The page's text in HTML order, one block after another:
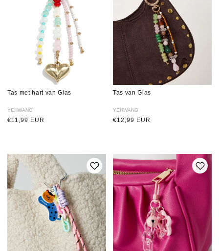
Tas met hart van Glas
Verkoper:
YEHWANG
Normale
€11,99 EUR
Tas van Glas
Verkoper:
YEHWANG
Normale
€12,99 EUR